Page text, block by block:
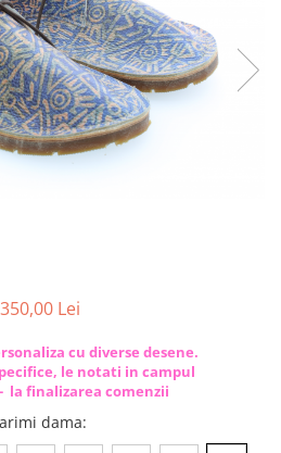
350,00 Lei
cu diverse desene.
le notati in campul
la finalizarea comenzii
dama: